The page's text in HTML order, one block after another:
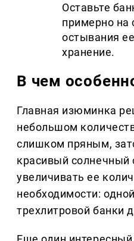
Оставьте
примерно на
остывания
хранение.
В чем
Главная изюминка
небольшом
слишком пряным,
красивый солнечный
увеличивать ее
необходимости:
трехлитровой банки